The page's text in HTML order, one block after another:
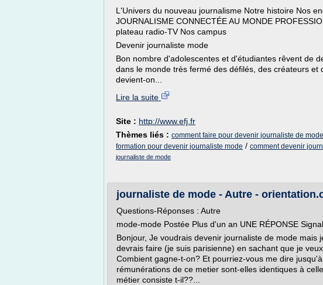
L'Univers du nouveau journalisme Notre histoire Nos
JOURNALISME CONNECTÉE AU MONDE
plateau radio-TV Nos campus
Devenir journaliste mode
Bon nombre d'adolescentes et d'étudiantes rêvent de
dans le monde très fermé des défilés, des créateurs et
devient-on...
Lire la suite
Site : http://www.efj.fr
Thèmes liés : comment faire pour devenir journaliste de mode
formation pour devenir journaliste mode / comment devenir
journaliste de mode
journaliste de mode - Autre -
Questions-Réponses : Autre
mode-mode Postée Plus d'un an UNE RÉPONSE
Bonjour, Je voudrais devenir journaliste de mode mais
devrais faire (je suis parisienne) en sachant que je
Combient gagne-t-on? Et pourriez-vous me dire
rémunérations de ce metier sont-elles identiques à
métier consiste t-il??...